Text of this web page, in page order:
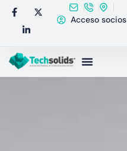
Acceso socios